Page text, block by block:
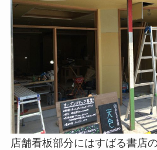
店舗看板部分にはすばる書店